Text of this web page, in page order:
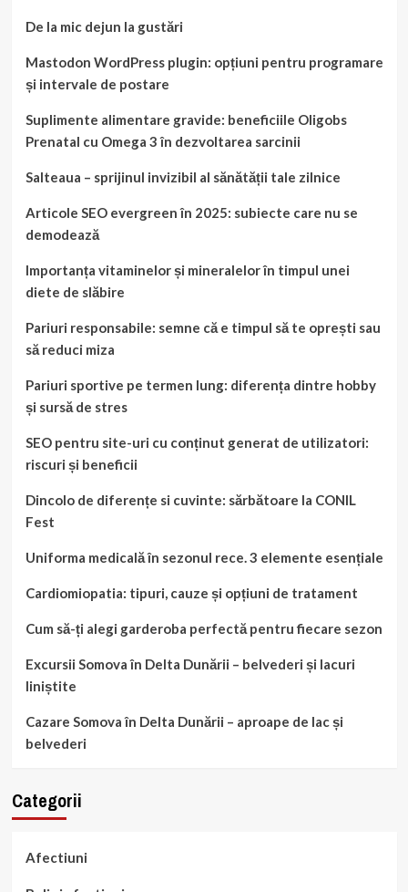
De la mic dejun la gustări
Mastodon WordPress plugin: opțiuni pentru programare
și intervale de postare
Suplimente alimentare gravide: beneficiile Oligobs
Prenatal cu Omega 3 în dezvoltarea sarcinii
Salteaua – sprijinul invizibil al sănătății tale zilnice
Articole SEO evergreen în 2025: subiecte care nu se
demodează
Importanța vitaminelor și mineralelor în timpul unei
diete de slăbire
Pariuri responsabile: semne că e timpul să te oprești sau
să reduci miza
Pariuri sportive pe termen lung: diferența dintre hobby
și sursă de stres
SEO pentru site-uri cu conținut generat de utilizatori:
riscuri și beneficii
Dincolo de diferențe si cuvinte: sărbătoare la CONIL
Fest
Uniforma medicală în sezonul rece. 3 elemente esențiale
Cardiomiopatia: tipuri, cauze și opțiuni de tratament
Cum să-ți alegi garderoba perfectă pentru fiecare sezon
Excursii Somova în Delta Dunării – belvederi și lacuri
liniștite
Cazare Somova în Delta Dunării – aproape de lac și
belvederi
Categorii
Afectiuni